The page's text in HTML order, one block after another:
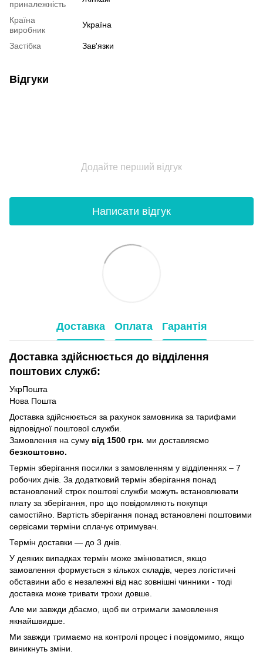
приналежність
Країна
виробник
Україна
Застібка Зав'язки
Відгуки
Додайте перший відгук
Написати відгук
Доставка Оплата Гарантія
Доставка здійснюється до відділення
поштових служб:
УкрПошта
Нова Пошта
Доставка здійснюється за рахунок замовника за тарифами
відповідної поштової служби.
Замовлення на суму від 1500 грн. ми доставляємо
безкоштовно.
Термін зберігання посилки з замовленням у відділеннях – 7
робочих днів. За додатковий термін зберігання понад
встановлений строк поштові служби можуть встановлювати
плату за зберігання, про що повідомляють покупця
самостійно. Вартість зберігання понад вcтановлені поштовими
сервісами терміни сплачує отримувач.
Термін доставки — до 3 днів.
У деяких випадках термін може змінюватися, якщо
замовлення формується з кількох складів, через логістичні
обставини або є незалежні від нас зовнішні чинники - тоді
доставка може тривати трохи довше.
Але ми завжди дбаємо, щоб ви отримали замовлення
якнайшвидше.
Ми завжди тримаємо на контролі процес і повідомимо, якщо
виникнуть зміни.